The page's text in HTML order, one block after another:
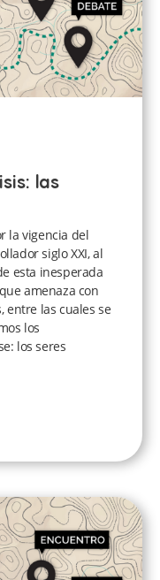
las
la vigencia del
siglo XXI, al
esta inesperada
amenaza con
entre las cuales se
los
los seres